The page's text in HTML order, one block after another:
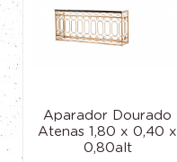
Aparador Dourado
Atenas 1,80 x 0,40 x
0,80alt